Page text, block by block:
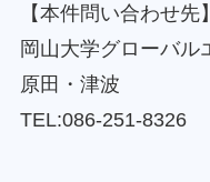
【本件問い合わせ先】
岡山大学グローバル
原田・津波
TEL:086-251-8326